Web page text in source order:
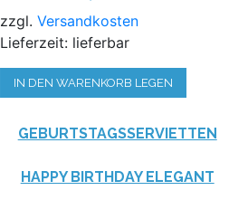
zzgl.Versandkosten
Lieferzeit: lieferbar
IN DEN WARENKORB LEGEN
GEBURTSTAGSSERVIETTEN
HAPPY BIRTHDAY ELEGANT